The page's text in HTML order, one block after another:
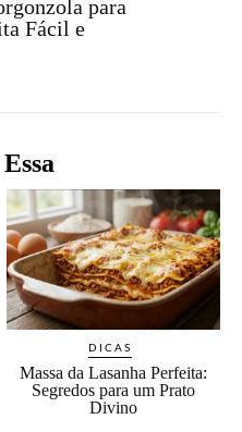
para
Fácil e
DICAS
Massa da Lasanha Perfeita:
Segredos para um Prato
Divino